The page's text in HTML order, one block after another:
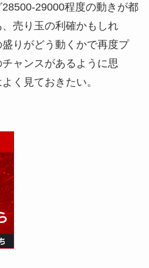
29000程度の動きが都
売り玉の利確かもしれ
りがどう動くかで再度プ
ャンスがあるように思
く見ておきたい。